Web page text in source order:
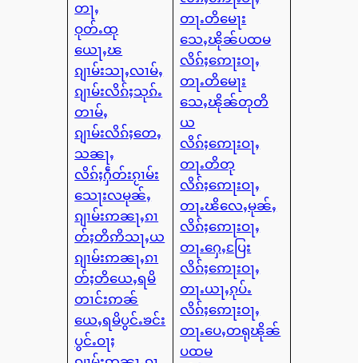
တႃႇ
ဝုတ်ႉထု
ယေႃႇၽ
ၵျၢမ်းသႃႇလၢမ်ႇ
ၵျၢမ်းလိၵ်ႈသုၵ်ႉ
တၢမ်ႇ
ၵျၢမ်းလိၵ်ႈတေႇ
သၼႃႇ
လိၵ်ႈႁဵတ်းၵႂၢမ်း
သေႃးလမုၼ်ႇ
ၵျၢမ်းဢၼႃႇၵၢ
တ်ႈတိဢိသႃႇယ
ၵျၢမ်းဢၼႃႇၵၢ
တ်ႈတိယေႇရမိ
တၢင်းဢၼ်
ယေႇရမိပွင်ႉၶင်း
ပွင်ႉဝႃႈ
တႃႉတိမေႃး
သေႇၽိုၼ်ပထမ
လိၵ်ႈဢေႃးဝႃႇ
တႃႉတိမေႃး
သေႇၽိုၼ်တုတိ
ယ
လိၵ်ႈဢေႃးဝႃႇ
တႃႉတိတု
လိၵ်ႈဢေႃးဝႃႇ
တႃႉၽိလေႇမုၼ်ႇ
လိၵ်ႈဢေႃးဝႃႇ
တႃႉႁေႇပြႄး
လိၵ်ႈဢေႃးဝႃႇ
တႃႉယႃႇၵုပ်ႉ
လိၵ်ႈဢေႃးဝႃႇ
တႃႉပေႇတရုၽိုၼ်
ပထမ